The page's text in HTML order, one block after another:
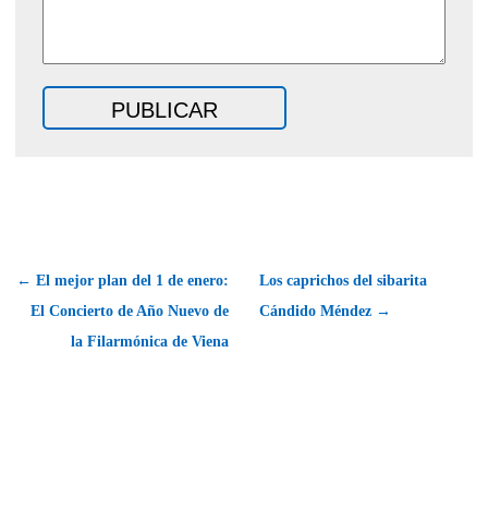
← El mejor plan del 1 de enero:
El Concierto de Año Nuevo de
la Filarmónica de Viena
Los caprichos del sibarita
Cándido Méndez →